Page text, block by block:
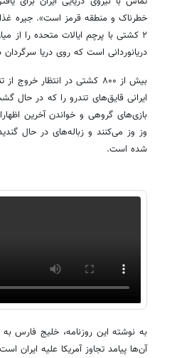
خطرناک و منطقه قرمز است». جیره
۲ کشتی با پرچم ایالات متحده را
دریانوردانی است که روی دریا سرگردان
بیش از ۸۰۰ کشتی در
ایرانی قایق‌های تندرو را که در حال
بازی‌های گروهی و خواندن آخرین
وز وز می‌کنند و زباله‌های در حال
شده است.
به نوشته این روزنامه،‌ خلیج فارس
آن‌ها پیامد تجاوز آمریکا علیه ایران